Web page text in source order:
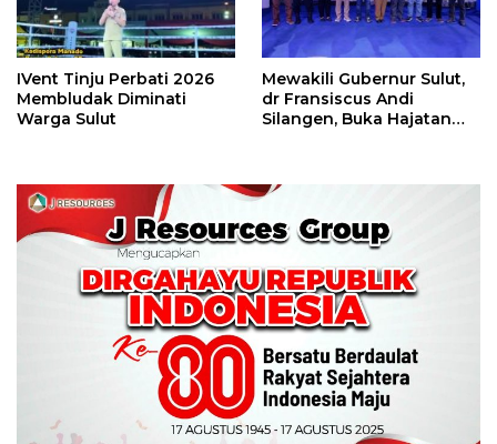
IVent Tinju Perbati 2026
Membludak Diminati
Warga Sulut
Mewakili Gubernur Sulut,
dr Fransiscus Andi
Silangen, Buka Hajatan